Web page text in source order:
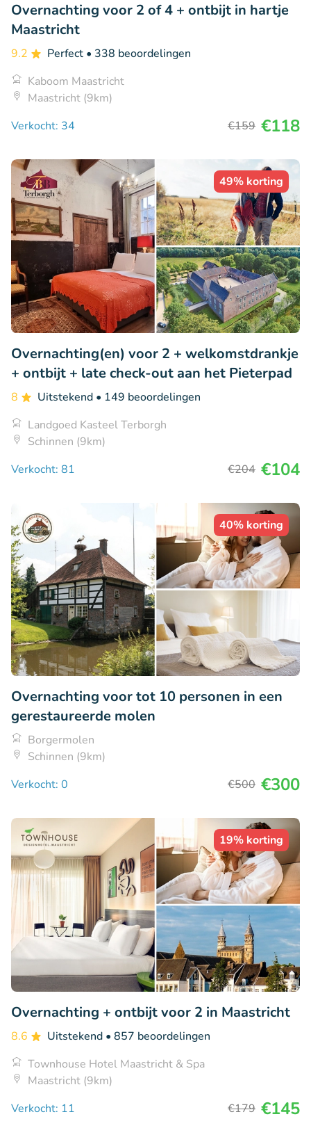
Overnachting voor 2 of 4 + ontbijt in hartje
Maastricht
9.2 Perfect • 338 beoordelingen
Kaboom Maastricht
Maastricht (9km)
Verkocht: 34
€159 €118
49% korting
Overnachting(en) voor 2 + welkomstdrankje
+ ontbijt + late check-out aan het Pieterpad
8 Uitstekend • 149 beoordelingen
Landgoed Kasteel Terborgh
Schinnen (9km)
Verkocht: 81
€204 €104
40% korting
Overnachting voor tot 10 personen in een
gerestaureerde molen
Borgermolen
Schinnen (9km)
Verkocht: 0
€500 €300
19% korting
Overnachting + ontbijt voor 2 in Maastricht
8.6 Uitstekend • 857 beoordelingen
Townhouse Hotel Maastricht & Spa
Maastricht (9km)
Verkocht: 11
€179 €145